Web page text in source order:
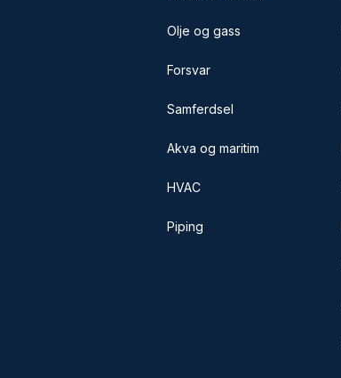
Olje og gass
Forsvar
Samferdsel
Akva og maritim
HVAC
Piping